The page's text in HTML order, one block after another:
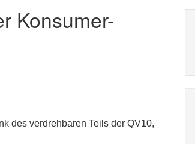
Konsumer-
des verdrehbaren Teils der QV10,